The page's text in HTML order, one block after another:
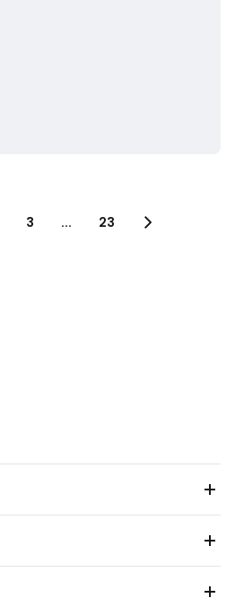
3 ... 23